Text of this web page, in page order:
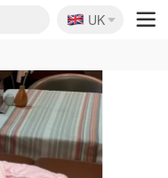
🇬🇧
UK